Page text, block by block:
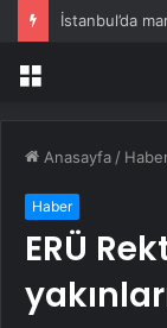
Menü
Anasayfa /
Haber
ERÜ